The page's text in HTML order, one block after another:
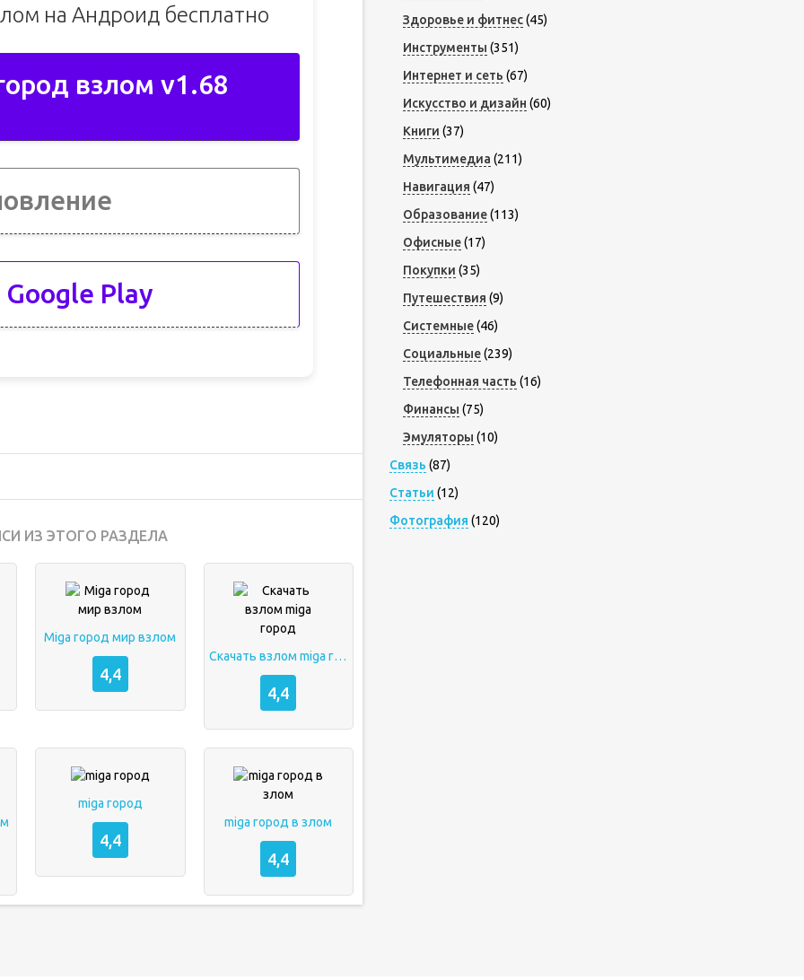
на Андроид бесплатно
взлом v1.68
Play
ИЗ ЭТОГО РАЗДЕЛА
Miga город мир взлом
4,4
Скачать взлом miga город
4,4
miga город
4,4
miga город в злом
4,4
Здоровье и фитнес(45)
Инструменты (351)
Интернет и сеть (67)
Искусство и дизайн (60)
Книги (37)
Мультимедиа (211)
Навигация (47)
Образование(113)
Офисные(17)
Покупки (35)
Путешествия (9)
Системные(46)
Социальные(239)
Телефонная часть (16)
Финансы (75)
Эмуляторы (10)
Связь (87)
Статьи (12)
Фотография (120)